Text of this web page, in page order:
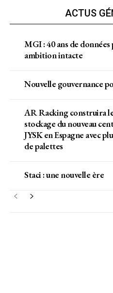
ACTUS
MGI : 40 ans de
ambition intacte
Nouvelle gouvernance
AR Racking construira
stockage du nouveau
JYSK en Espagne avec
de palettes
Staci : une nouvelle ère